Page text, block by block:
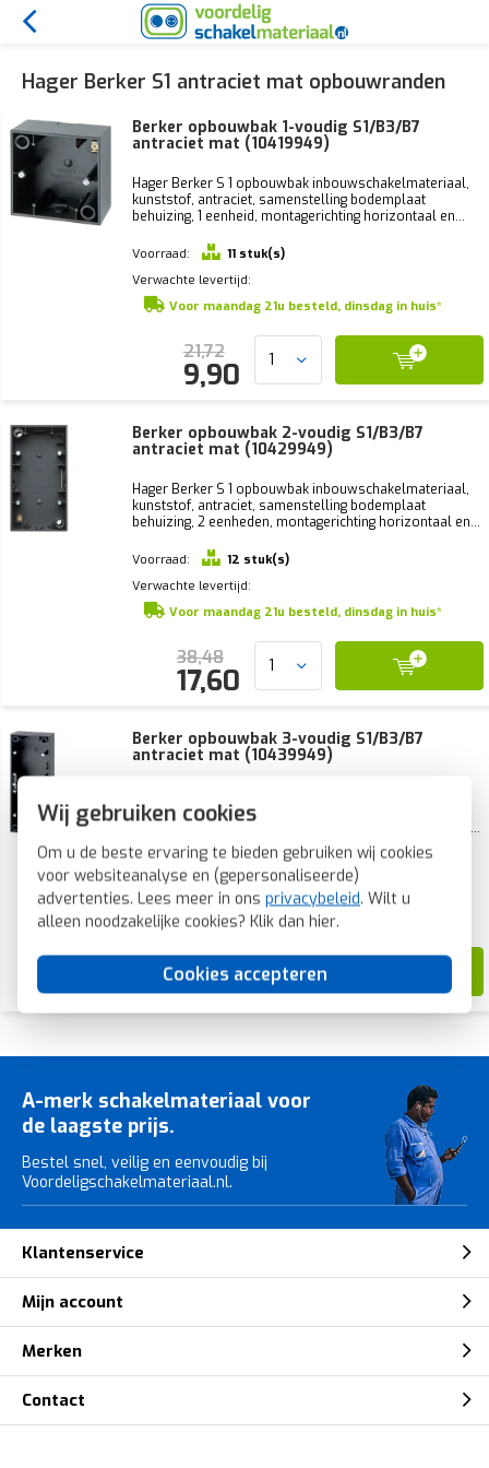
Wij gebruiken cookies
Om u de beste ervaring te bieden gebruiken wij cookies
voor websiteanalyse en (gepersonaliseerde)
advertenties. Lees meer in ons privacybeleid. Wilt u
alleen noodzakelijke cookies? Klik dan hier.
Cookies accepteren
Hager Berker S1 antraciet mat opbouwranden
Berker opbouwbak 1-voudig S1/B3/B7
antraciet mat (10419949)
Hager Berker S 1 opbouwbak inbouwschakelmateriaal,
kunststof, antraciet, samenstelling bodemplaat
behuizing, 1 eenheid, montagerichting horizontaal en...
Voorraad:
11 stuk(s)
Verwachte levertijd:
Voor maandag 21u besteld, dinsdag in huis*
21,72
9,90
Berker opbouwbak 2-voudig S1/B3/B7
antraciet mat (10429949)
Hager Berker S 1 opbouwbak inbouwschakelmateriaal,
kunststof, antraciet, samenstelling bodemplaat
behuizing, 2 eenheden, montagerichting horizontaal en...
Voorraad:
12 stuk(s)
Verwachte levertijd:
Voor maandag 21u besteld, dinsdag in huis*
38,48
17,60
Berker opbouwbak 3-voudig S1/B3/B7
antraciet mat (10439949)
kunststof, antraciet, samenstelling bodemplaat
behuizing, 3 eenheden, montagerichting horizontaal en...
Voorraad:
Verwachte levertijd:
Voor maandag 21u besteld, dinsdag in huis*
60,68
29,99
A-merk schakelmateriaal voor
de laagste prijs.
Bestel snel, veilig en eenvoudig bij
Voordeligschakelmateriaal.nl.
Klantenservice
Mijn account
Merken
Contact